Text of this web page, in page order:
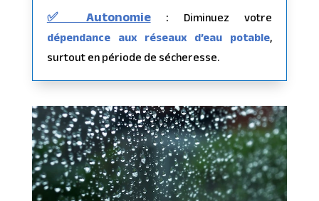
✅ Autonomie : Diminuez votre
dépendance aux réseaux d’eau potable,
surtout en période de sécheresse.